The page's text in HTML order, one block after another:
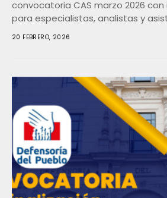
convocatoria CAS marzo 2026
para especialistas, analistas y
20 FEBRERO, 2026